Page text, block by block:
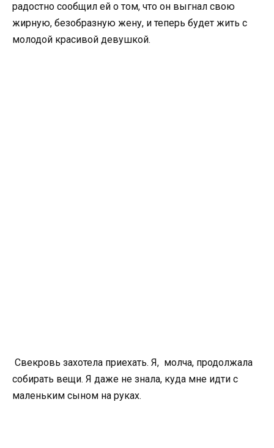
радостно сообщил ей о том, что он выгнал свою
жирную, безобразную жену, и теперь будет жить с
молодой красивой девушкой.
Свекровь захотела приехать. Я, молча, продолжала
собирать вещи. Я даже не знала, куда мне идти с
маленьким сыном на руках.